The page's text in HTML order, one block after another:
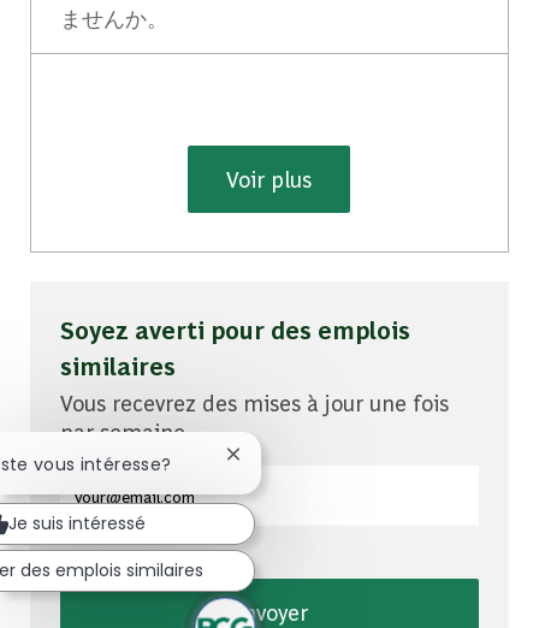
ませんか。
Voir plus
Soyez averti pour des emplois
similaires
Vous recevrez des mises à jour une fois
par semaine
Entrez l'adresse e-mail (obligatoire)
Envoyer
vous intéresse? Fermer la notification du chatbot
Je suis intéressé
des emplois similaires